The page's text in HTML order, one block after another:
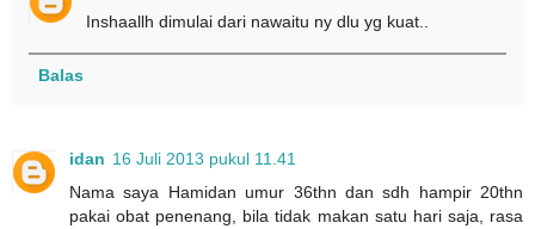
Inshaallh dimulai dari nawaitu ny dlu yg kuat..
Balas
idan 16 Juli 2013 pukul 11.41
Nama saya Hamidan umur 36thn dan sdh hampir 20thn
pakai obat penenang, bila tidak makan satu hari saja, rasa